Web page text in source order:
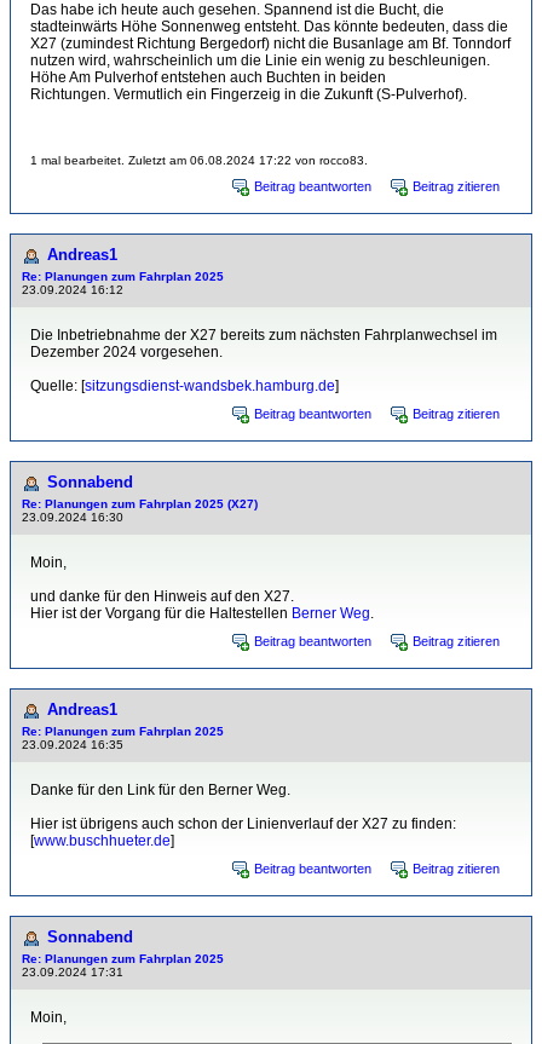
Das habe ich heute auch gesehen. Spannend ist die Bucht, die
stadteinwärts Höhe Sonnenweg entsteht. Das könnte bedeuten, dass die
X27 (zumindest Richtung Bergedorf) nicht die Busanlage am Bf. Tonndorf
nutzen wird, wahrscheinlich um die Linie ein wenig zu beschleunigen.
Höhe Am Pulverhof entstehen auch Buchten in beiden
Richtungen. Vermutlich ein Fingerzeig in die Zukunft (S-Pulverhof).
1 mal bearbeitet. Zuletzt am 06.08.2024 17:22 von rocco83.
Beitrag beantworten Beitrag zitieren
Andreas1
Re: Planungen zum Fahrplan 2025
23.09.2024 16:12
Die Inbetriebnahme der X27 bereits zum nächsten Fahrplanwechsel im
Dezember 2024 vorgesehen.
Quelle: [sitzungsdienst-wandsbek.hamburg.de]
Beitrag beantworten Beitrag zitieren
Sonnabend
Re: Planungen zum Fahrplan 2025 (X27)
23.09.2024 16:30
Moin,
und danke für den Hinweis auf den X27.
Hier ist der Vorgang für die Haltestellen Berner Weg.
Beitrag beantworten Beitrag zitieren
Andreas1
Re: Planungen zum Fahrplan 2025
23.09.2024 16:35
Danke für den Link für den Berner Weg.
Hier ist übrigens auch schon der Linienverlauf der X27 zu finden:
[www.buschhueter.de]
Beitrag beantworten Beitrag zitieren
Sonnabend
Re: Planungen zum Fahrplan 2025
23.09.2024 17:31
Moin,